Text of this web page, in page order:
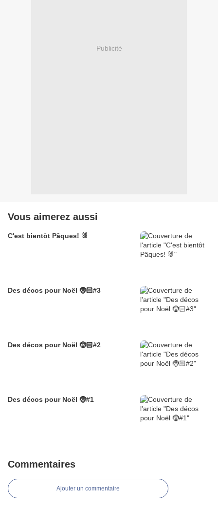
Publicité
Vous aimerez aussi
C'est bientôt Pâques! 🐰
Des décos pour Noël 🤶🏻#3
Des décos pour Noël 🤶🏻#2
Des décos pour Noël 🤶#1
Commentaires
Ajouter un commentaire